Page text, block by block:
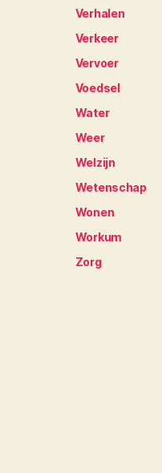
Verhalen
Verkeer
Vervoer
Voedsel
Water
Weer
Welzijn
Wetenschap
Wonen
Workum
Zorg